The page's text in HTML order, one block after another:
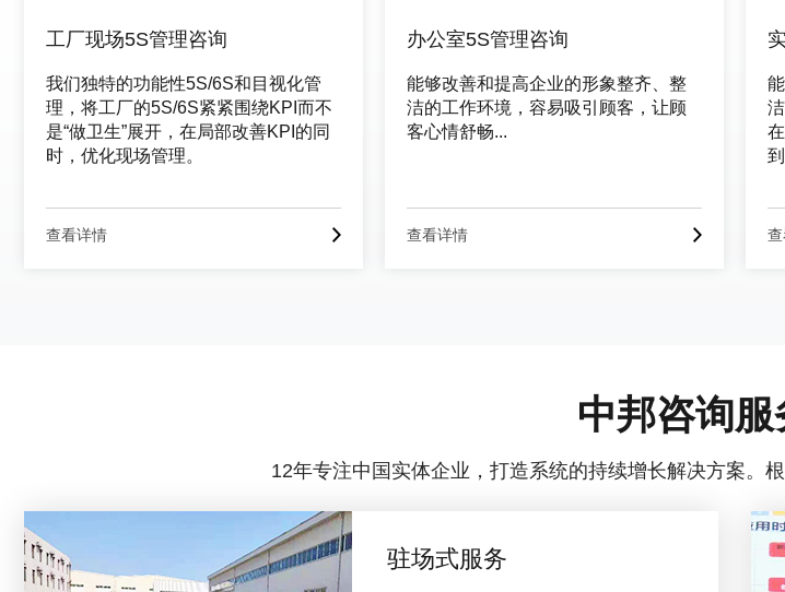
工厂现场5S管理咨询
我们独特的功能性5S/6S和目视化管
理，将工厂的5S/6S紧紧围绕KPI而不
是“做卫生”展开，在局部改善KPI的同
时，优化现场管理。
查看详情
办公室5S管理咨询
能够改善和提高企业的形象整齐、整
洁的工作环境，容易吸引顾客，让顾
客心情舒畅...
查看详情
中邦咨询
12年专注中国实体企业，打造系统的持续增长解决方案。
驻场式服务